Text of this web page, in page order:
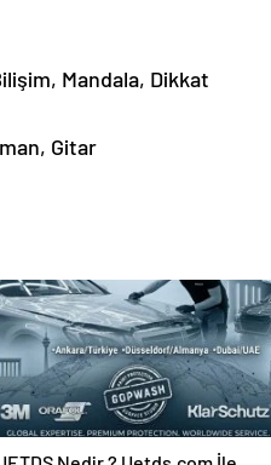
Mandala, Dikkat
Gitar